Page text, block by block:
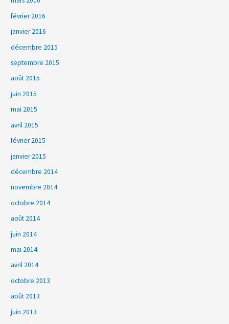
février 2016
janvier 2016
décembre 2015
septembre 2015
août 2015
juin 2015
mai 2015
avril 2015
février 2015
janvier 2015
décembre 2014
novembre 2014
octobre 2014
août 2014
juin 2014
mai 2014
avril 2014
octobre 2013
août 2013
juin 2013